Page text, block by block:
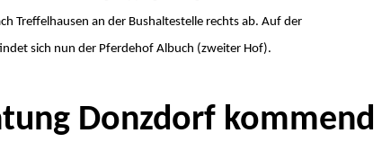
Treffelhausen an der Bushaltestelle rechts ab. Auf der
sich nun der Pferdehof Albuch (zweiter Hof).
Donzdorf kommend